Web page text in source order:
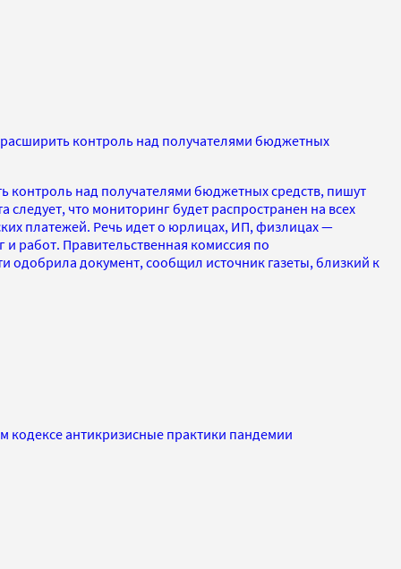
контроль над получателями бюджетных
над получателями бюджетных средств, пишут
следует, что мониторинг будет распространен на всех
платежей. Речь идет о юрлицах, ИП, физлицах —
и работ. Правительственная комиссия по
одобрила документ, сообщил источник газеты, близкий к
антикризисные практики пандемии